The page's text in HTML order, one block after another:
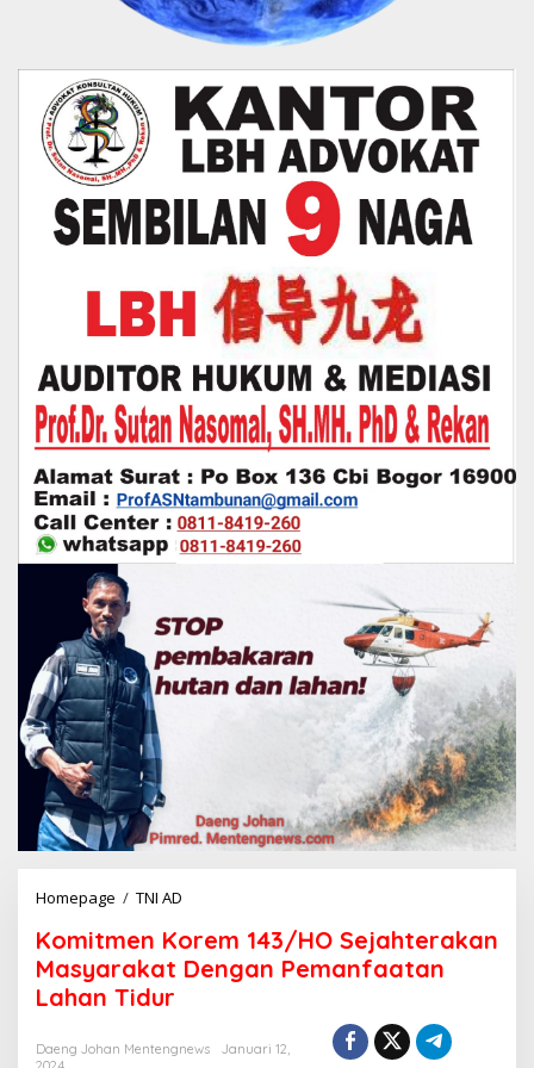
Homepage / TNI AD
m
i
t
n
Komitmen Korem 143/HO Sejahterakan
Masyarakat Dengan Pemanfaatan
Lahan Tidur
Daeng Johan Mentengnews
Januari 12,